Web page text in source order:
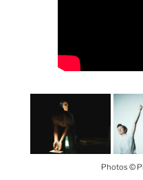
Photos ©